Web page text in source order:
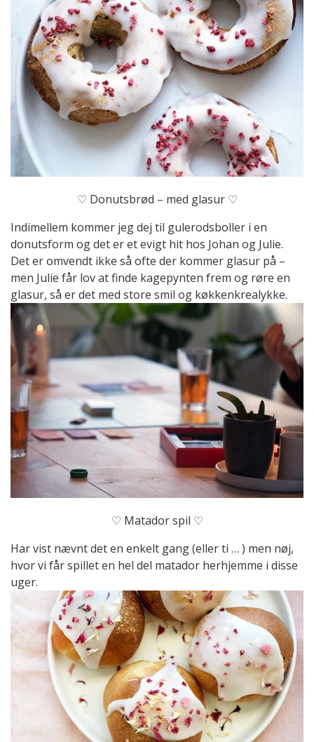
♡ Donutsbrød – med glasur ♡
Indimellem kommer jeg dej til gulerodsboller i en
donutsform og det er et evigt hit hos Johan og Julie.
Det er omvendt ikke så ofte der kommer glasur på –
men Julie får lov at finde kagepynten frem og røre en
glasur, så er det med store smil og køkkenkrealykke.
♡ Matador spil ♡
Har vist nævnt det en enkelt gang (eller ti … ) men nøj,
hvor vi får spillet en hel del matador herhjemme i disse
uger.